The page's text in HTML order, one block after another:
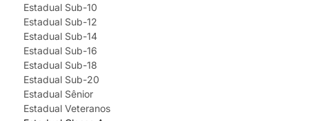
Estadual Sub-10
Estadual Sub-12
Estadual Sub-14
Estadual Sub-16
Estadual Sub-18
Estadual Sub-20
Estadual Sênior
Estadual Veteranos